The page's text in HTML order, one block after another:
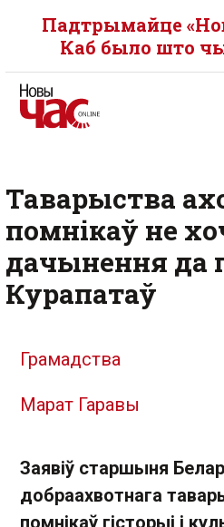
Падтрымайце
Каб было што
Таварыства
помнікаў не
дачынення да
Курапатаў
Грамадства
Марат Гаравы
Заявіў старшыня
добраахвотнага
помнікаў гісторыі і